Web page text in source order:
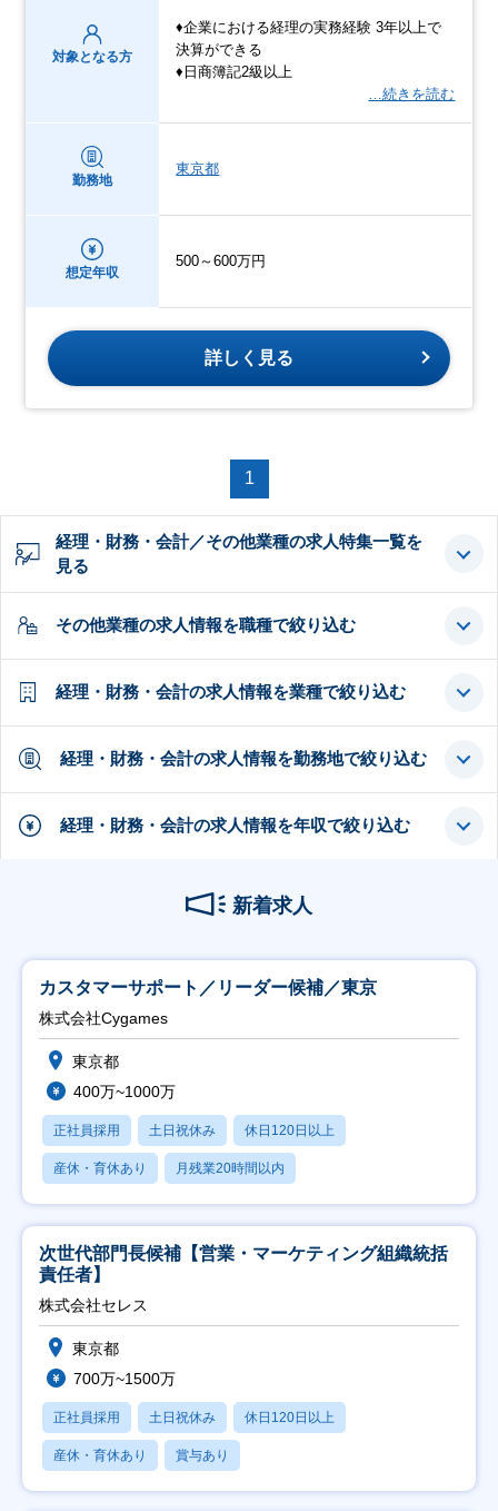
対象となる方
♦企業における経理の実務経験 3年以上で
決算ができる
♦日商簿記2級以上
…続きを読む
勤務地
東京都
想定年収
500～600万円
詳しく見る
1
経理・財務・会計／その他業種の求人特集一覧を
見る
その他業種の求人情報を職種で絞り込む
経理・財務・会計の求人情報を業種で絞り込む
経理・財務・会計の求人情報を勤務地で絞り込む
経理・財務・会計の求人情報を年収で絞り込む
新着求人
カスタマーサポート／リーダー候補／東京
株式会社Cygames
東京都
400万~1000万
正社員採用 土日祝休み 休日120日以上
産休・育休あり 月残業20時間以内
次世代部門長候補【営業・マーケティング組織統括
責任者】
株式会社セレス
東京都
700万~1500万
正社員採用 土日祝休み 休日120日以上
産休・育休あり 賞与あり